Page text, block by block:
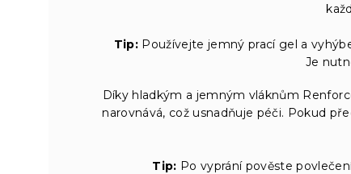
Tip: Používejte jemný prací gel a
Je
Díky hladkým a jemným vláknům
narovnává, což usnadňuje péči. Pokud
Tip: Po vyprání pověste